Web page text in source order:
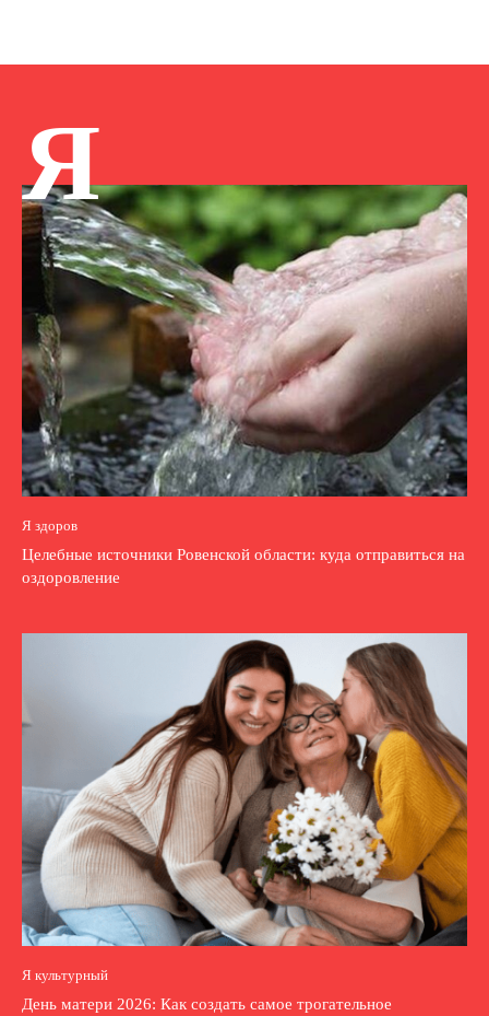
Я
Я здоров
Целебные источники Ровенской области: куда отправиться на
оздоровление
Я культурный
День матери 2026: Как создать самое трогательное